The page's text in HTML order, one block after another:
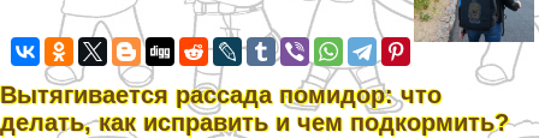
Вытягивается рассада помидор: что
делать, как исправить и чем подкормить?